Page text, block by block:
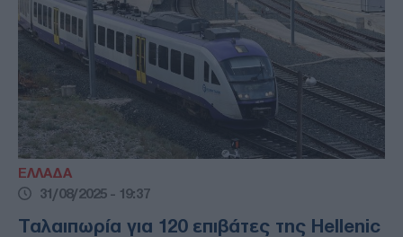
ΕΛΛΑΔΑ
31/08/2025 - 19:37
Ταλαιπωρία για 120 επιβάτες της Hellenic